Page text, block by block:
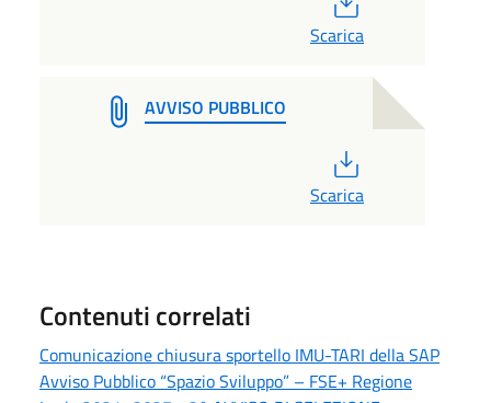
Scarica
AVVISO PUBBLICO
Scarica
Contenuti correlati
Comunicazione chiusura sportello IMU-TARI della SAP
Avviso Pubblico “Spazio Sviluppo” – FSE+ Regione